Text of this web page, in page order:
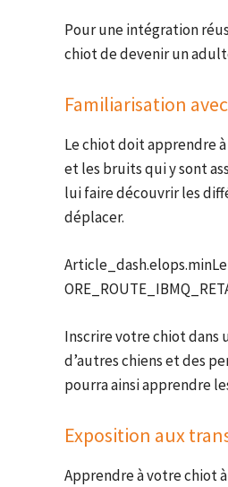
Pour une intégration
chiot de devenir un
Familiarisation
Le chiot doit apprendre
et les bruits qui y sont
lui faire découvrir les
déplacer.
Inscrire votre chiot dans
d’autres chiens et des
pourra ainsi apprendre
Exposition aux
Apprendre à votre chiot